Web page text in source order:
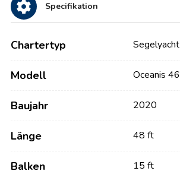
Specifikation
Chartertyp Segelyacht
Modell Oceanis
Baujahr 2020
Länge 48 ft
Balken 15 ft